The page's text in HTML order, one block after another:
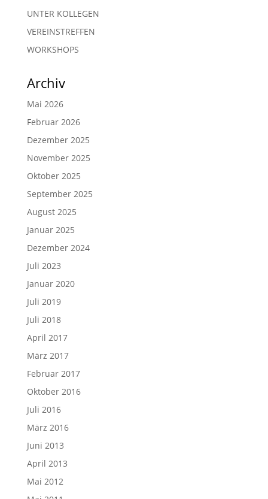
UNTER KOLLEGEN
VEREINSTREFFEN
WORKSHOPS
Archiv
Mai 2026
Februar 2026
Dezember 2025
November 2025
Oktober 2025
September 2025
August 2025
Januar 2025
Dezember 2024
Juli 2023
Januar 2020
Juli 2019
Juli 2018
April 2017
März 2017
Februar 2017
Oktober 2016
Juli 2016
März 2016
Juni 2013
April 2013
Mai 2012